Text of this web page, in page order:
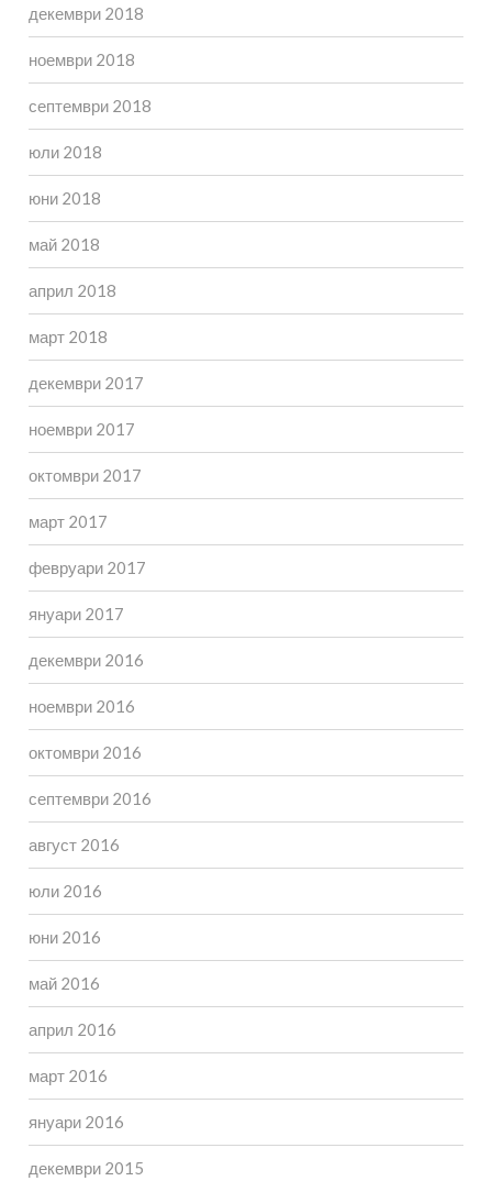
декември 2018
ноември 2018
септември 2018
юли 2018
юни 2018
май 2018
април 2018
март 2018
декември 2017
ноември 2017
октомври 2017
март 2017
февруари 2017
януари 2017
декември 2016
ноември 2016
октомври 2016
септември 2016
август 2016
юли 2016
юни 2016
май 2016
април 2016
март 2016
януари 2016
декември 2015